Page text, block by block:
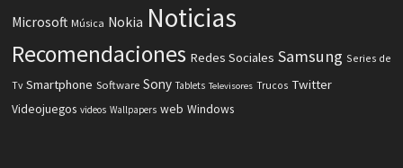
Microsoft Música Nokia Noticias
Recomendaciones Redes Sociales Samsung Series de
Tv Smartphone Software Sony Tablets Televisores Trucos Twitter
Videojuegos videos Wallpapers web Windows